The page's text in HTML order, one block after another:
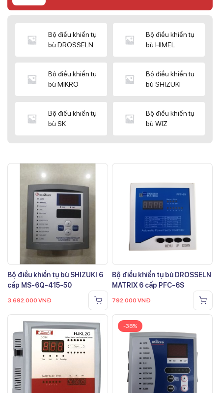
Bộ điều khiển tụ
bù DROSSELN
Bộ điều khiển tụ
bù HIMEL
Bộ điều khiển tụ
bù MIKRO
Bộ điều khiển tụ
bù SHIZUKI
Bộ điều khiển tụ
bù SK
Bộ điều khiển tụ
bù WIZ
Bộ điều khiển tụ bù SHIZUKI 6
cấp MS-6Q-415-50
3.692.000 VNĐ
Bộ điều khiển tụ bù DROSSELN
MATRIX 6 cấp PFC-6S
792.000 VNĐ
-38%